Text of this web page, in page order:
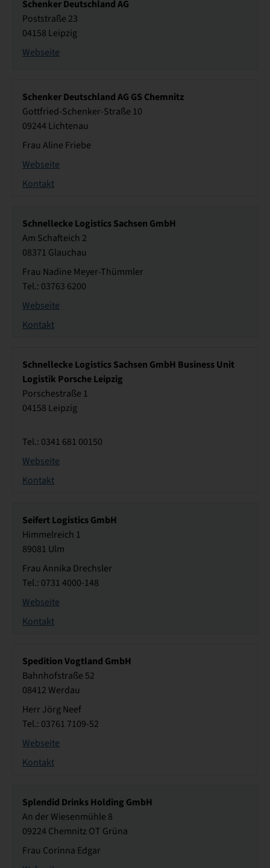
Schenker Deutschland AG
Poststraße 23
04158 Leipzig
Webseite
Schenker Deutschland AG GS Chemnitz
Gottfried-Schenker-Straße 10
09244 Lichtenau
Frau Aline Friebe
Webseite
Kontakt
Schnellecke Logistics Sachsen GmbH
Am Schafteich 2
08371 Glauchau
Frau Nadine Meyer-Thümmler
Tel.: 03763 6200
Webseite
Kontakt
Schnellecke Logistics Sachsen GmbH Business Unit
Logistik Porsche Leipzig
Porschestraße 1
04158 Leipzig
Tel.: 0341 681 00150
Webseite
Kontakt
Seifert Logistics GmbH
Himmelreich 1
89081 Ulm
Frau Annika Drechsler
Tel.: 0731 4000-148
Webseite
Kontakt
Spedition Vogtland GmbH
Bahnhofstraße 52
08412 Werdau
Herr Jörg Neef
Tel.: 03761 7109-52
Webseite
Kontakt
Splendid Drinks Holding GmbH
An der Wiesenmühle 8
09224 Chemnitz OT Grüna
Frau Corinna Edgar